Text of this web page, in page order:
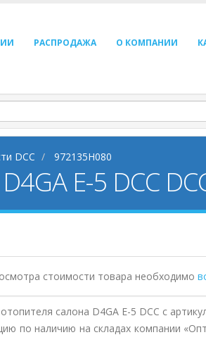
РАСПРОДАЖА О КОМПАНИИ
DCC 972135H080
E-5 DCC
стоимости товара необходимо
салона D4GA E-5 DCC с
по наличию на складах компании